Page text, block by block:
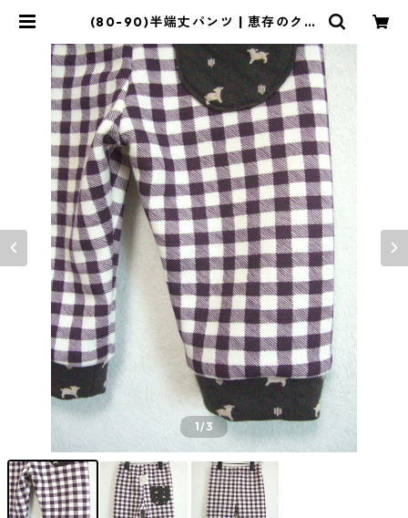
(80-90)半端丈パンツ | 恵存のクロ
1/3